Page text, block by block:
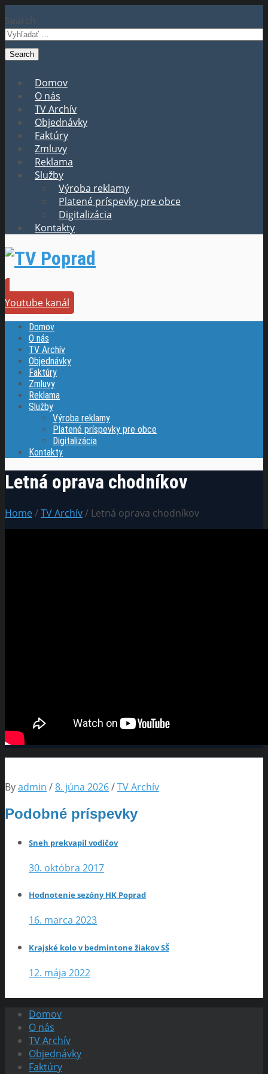
Search
Domov
O nás
TV Archív
Objednávky
Faktúry
Zmluvy
Reklama
Služby
Výroba reklamy
Platené príspevky pre obce
Digitalizácia
Kontakty
Youtube kanál
Domov
O nás
TV Archív
Objednávky
Faktúry
Zmluvy
Reklama
Služby
Výroba reklamy
Platené príspevky pre obce
Digitalizácia
Kontakty
Letná oprava chodníkov
Home/TV Archív/ Letná oprava chodníkov
Byadmin /8. júna 2026/TV Archív
Podobné príspevky
Sneh prekvapil vodičov
30. októbra 2017
Hodnotenie sezóny HK Poprad
16. marca 2023
Krajské kolo v bedmintone žiakov SŠ
12. mája 2022
Domov
O nás
TV Archív
Objednávky
Faktúry